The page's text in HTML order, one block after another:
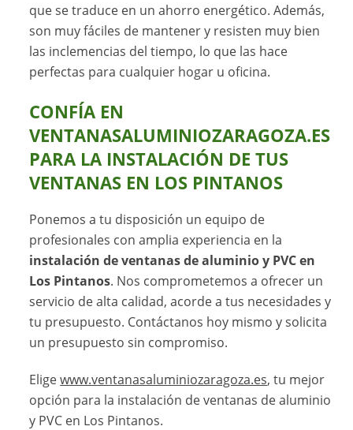
que se traduce en un ahorro energético. Además,
son muy fáciles de mantener y resisten muy bien
las inclemencias del tiempo, lo que las hace
perfectas para cualquier hogar u oficina.
CONFÍA EN
VENTANASALUMINIOZARAGOZA.ES
PARA LA INSTALACIÓN DE TUS
VENTANAS EN LOS PINTANOS
Ponemos a tu disposición un equipo de
profesionales con amplia experiencia en la
instalación de ventanas de aluminio y PVC en
Los Pintanos. Nos comprometemos a ofrecer un
servicio de alta calidad, acorde a tus necesidades y
tu presupuesto. Contáctanos hoy mismo y solicita
un presupuesto sin compromiso.
Eligewww.ventanasaluminiozaragoza.es, tu mejor
opción para la instalación de ventanas de aluminio
y PVC en Los Pintanos.